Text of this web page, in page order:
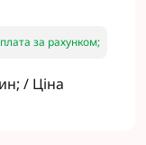
за рахунком;
/ Ціна